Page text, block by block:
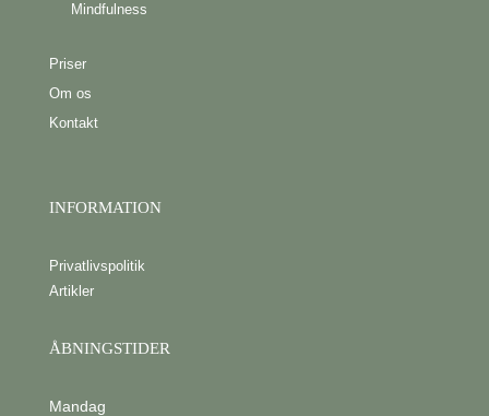
Mindfulness
Priser
Om os
Kontakt
INFORMATION
Privatlivspolitik
Artikler
ÅBNINGSTIDER
Mandag